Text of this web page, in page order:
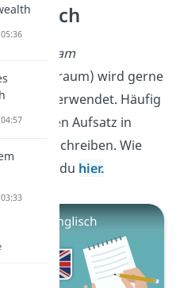
Englisch
Dream
Traum) wird gerne
Thema verwendet. Häufig
also einen Aufsatz in
darüber schreiben. Wie
erfährst du hier.